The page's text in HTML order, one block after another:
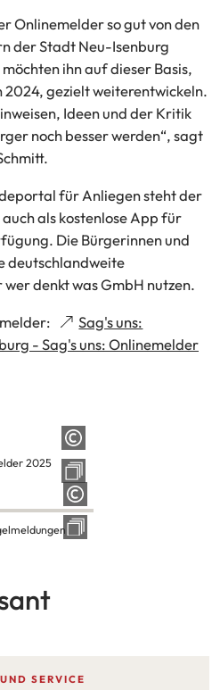
Onlinemelder so gut von den
der Stadt Neu-Isenburg
ihn auf dieser Basis,
2024, gezielt weiterentwickeln.
Ideen und der Kritik
noch besser werden“, sagt
für Anliegen steht der
als kostenlose App für
Die Bürgerinnen und
deutschlandweite
denkt was GmbH nutzen.
Sag's uns:
- Sag's uns: Onlinemelder
2025
SERVICE